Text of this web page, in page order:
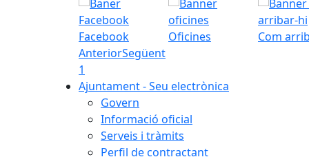
Facebook Oficines
Com
AnteriorSegüent
1
Ajuntament - Seu electrònica
Govern
Informació oficial
Serveis i tràmits
Perfil de contractant